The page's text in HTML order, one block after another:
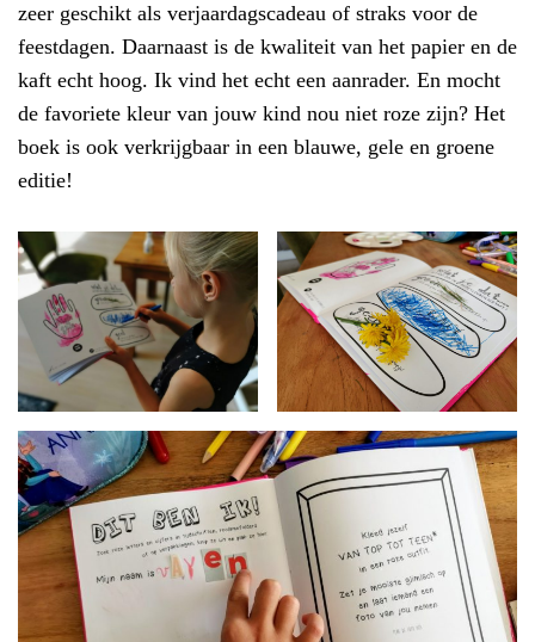
zeer geschikt als verjaardagscadeau of straks voor de
feestdagen. Daarnaast is de kwaliteit van het papier en de
kaft echt hoog. Ik vind het echt een aanrader. En mocht
de favoriete kleur van jouw kind nou niet roze zijn? Het
boek is ook verkrijgbaar in een blauwe, gele en groene
editie!